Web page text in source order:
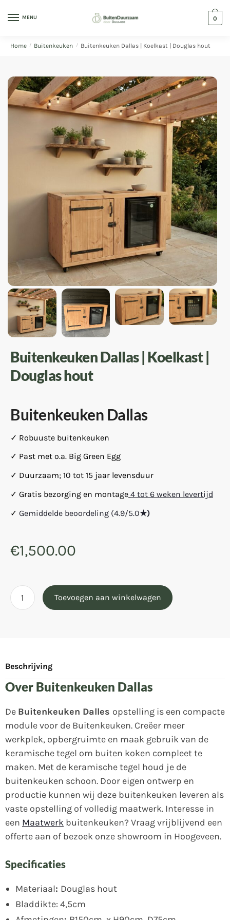
MENU 0
Home / Buitenkeuken / Buitenkeuken Dallas | Koelkast | Douglas hout
Buitenkeuken Dallas | Koelkast |
Douglas hout
€1,500.00
Buitenkeuken Dallas
✓ Robuuste buitenkeuken
✓ Past met o.a. Big Green Egg
✓ Duurzaam; 10 tot 15 jaar levensduur
✓ Gratis bezorging en montage 4 tot 6 weken levertijd
✓ Gemiddelde beoordeling (4.9/5.0★)
Toevoegen aan winkelwagen
Beschrijving
Over Buitenkeuken Dallas
De Buitenkeuken Dalles opstelling is een compacte
module voor de Buitenkeuken. Creëer meer
werkplek, opbergruimte en maak gebruik van de
keramische tegel om buiten koken compleet te
maken. Met de keramische tegel houd je de
buitenkeuken schoon. Door eigen ontwerp en
productie kunnen wij deze buitenkeuken leveren als
vaste opstelling of volledig maatwerk. Interesse in
een Maatwerk buitenkeuken? Vraag vrijblijvend een
offerte aan of bezoek onze showroom in Hoogeveen.
Specificaties
Materiaal: Douglas hout
Bladdikte: 4,5cm